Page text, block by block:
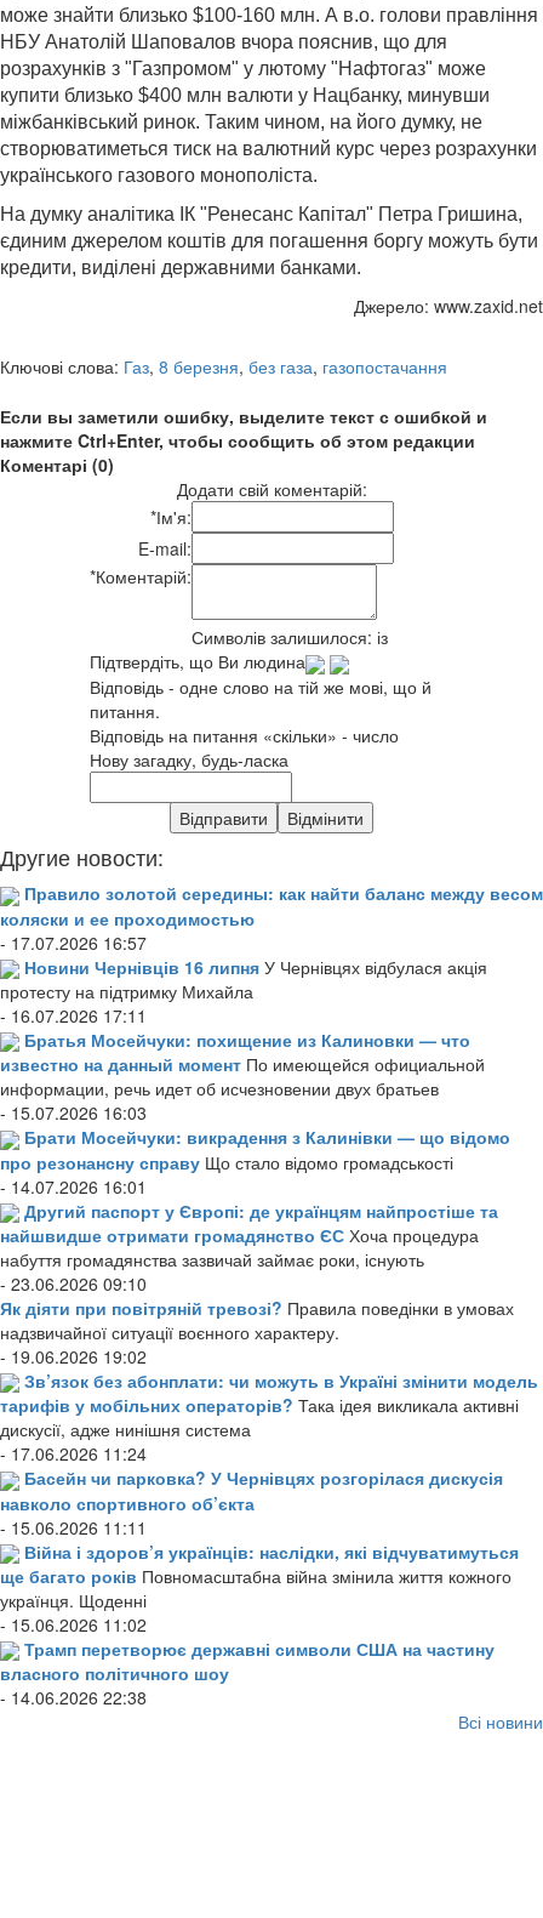
може знайти близько $100-160 млн. А в.о. голови правління
НБУ Анатолій Шаповалов вчора пояснив, що для
розрахунків з "Газпромом" у лютому "Нафтогаз" може
купити близько $400 млн валюти у Нацбанку, минувши
міжбанківський ринок. Таким чином, на його думку, не
створюватиметься тиск на валютний курс через розрахунки
українського газового монополіста.
На думку аналітика ІК "Ренесанс Капітал" Петра Гришина,
єдиним джерелом коштів для погашення боргу можуть бути
кредити, виділені державними банками.
Джерело: www.zaxid.net
Ключові слова: Газ, 8 березня, без газа, газопостачання
Если вы заметили ошибку, выделите текст с ошибкой и
нажмите Ctrl+Enter, чтобы сообщить об этом редакции
Коментарі (0)
Додати свій коментарій:
*Ім'я:
E-mail:
*Коментарій:
Символів залишилося: із
Підтвердіть, що Ви людина
Відповідь - одне слово на тій же мові, що й
питання.
Відповідь на питання «скільки» - число
Нову загадку, будь-ласка
Другие новости:
Правило золотой середины: как найти баланс между весом
коляски и ее проходимостью
- 17.07.2026 16:57
Новини Чернівців 16 липня У Чернівцях відбулася акція
протесту на підтримку Михайла
- 16.07.2026 17:11
Братья Мосейчуки: похищение из Калиновки — что
известно на данный момент По имеющейся официальной
информации, речь идет об исчезновении двух братьев
- 15.07.2026 16:03
Брати Мосейчуки: викрадення з Калинівки — що відомо
про резонансну справу Що стало відомо громадськості
- 14.07.2026 16:01
Другий паспорт у Європі: де українцям найпростіше та
найшвидше отримати громадянство ЄС Хоча процедура
набуття громадянства зазвичай займає роки, існують
- 23.06.2026 09:10
Як діяти при повітряній тревозі? Правила поведінки в умовах
надзвичайної ситуації воєнного характеру.
- 19.06.2026 19:02
Зв’язок без абонплати: чи можуть в Україні змінити модель
тарифів у мобільних операторів? Така ідея викликала активні
дискусії, адже нинішня система
- 17.06.2026 11:24
Басейн чи парковка? У Чернівцях розгорілася дискусія
навколо спортивного об’єкта
- 15.06.2026 11:11
Війна і здоров’я українців: наслідки, які відчуватимуться
ще багато років Повномасштабна війна змінила життя кожного
українця. Щоденні
- 15.06.2026 11:02
Трамп перетворює державні символи США на частину
власного політичного шоу
- 14.06.2026 22:38
Всі новини